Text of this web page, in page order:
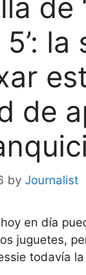
de
la
de
by Journalist
en día
juguetes,
todavía